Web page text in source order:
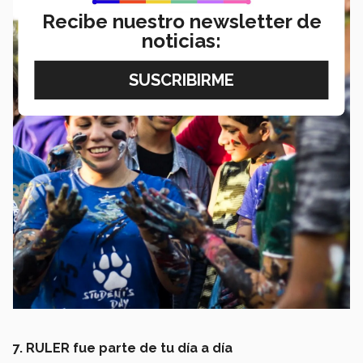
7. RULER fue parte de tu día a día
Recibe nuestro newsletter de
noticias: